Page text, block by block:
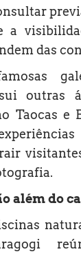
a
das
outras
Taocas e
além do